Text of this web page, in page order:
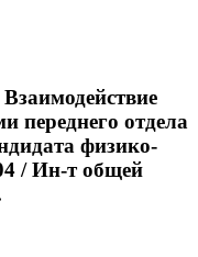
переднего отдела
физико-
/ Ин-т общей